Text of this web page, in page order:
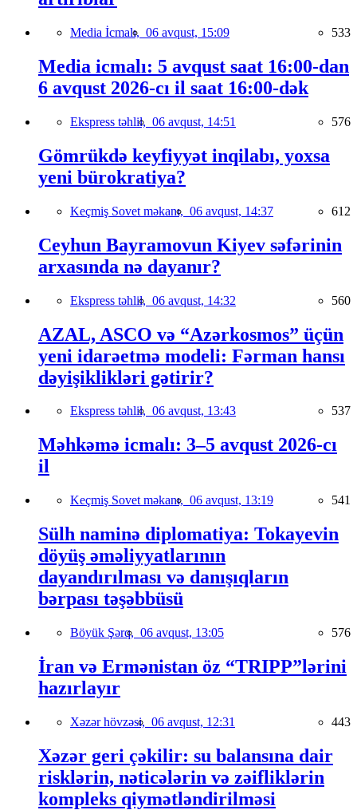
Media İcmalı, 06 avqust, 15:09 533
Media icmalı: 5 avqust saat 16:00-dan
6 avqust 2026-cı il saat 16:00-dək
Ekspress təhlil, 06 avqust, 14:51 576
Gömrükdə keyfiyyət inqilabı, yoxsa
yeni bürokratiya?
Keçmiş Sovet məkanı, 06 avqust, 14:37 612
Ceyhun Bayramovun Kiyev səfərinin
arxasında nə dayanır?
Ekspress təhlil, 06 avqust, 14:32 560
AZAL, ASCO və “Azərkosmos” üçün
yeni idarəetmə modeli: Fərman hansı
dəyişiklikləri gətirir?
Ekspress təhlil, 06 avqust, 13:43 537
Məhkəmə icmalı: 3–5 avqust 2026-cı
il
Keçmiş Sovet məkanı, 06 avqust, 13:19 541
Sülh naminə diplomatiya: Tokayevin
döyüş əməliyyatlarının
dayandırılması və danışıqların
bərpası təşəbbüsü
Böyük Şərq, 06 avqust, 13:05 576
İran və Ermənistan öz “TRIPP”lərini
hazırlayır
Xəzər hövzəsi, 06 avqust, 12:31 443
Xəzər geri çəkilir: su balansına dair
risklərin, nəticələrin və zəifliklərin
kompleks qiymətləndirilməsi